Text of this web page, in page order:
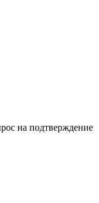
на подтверждение